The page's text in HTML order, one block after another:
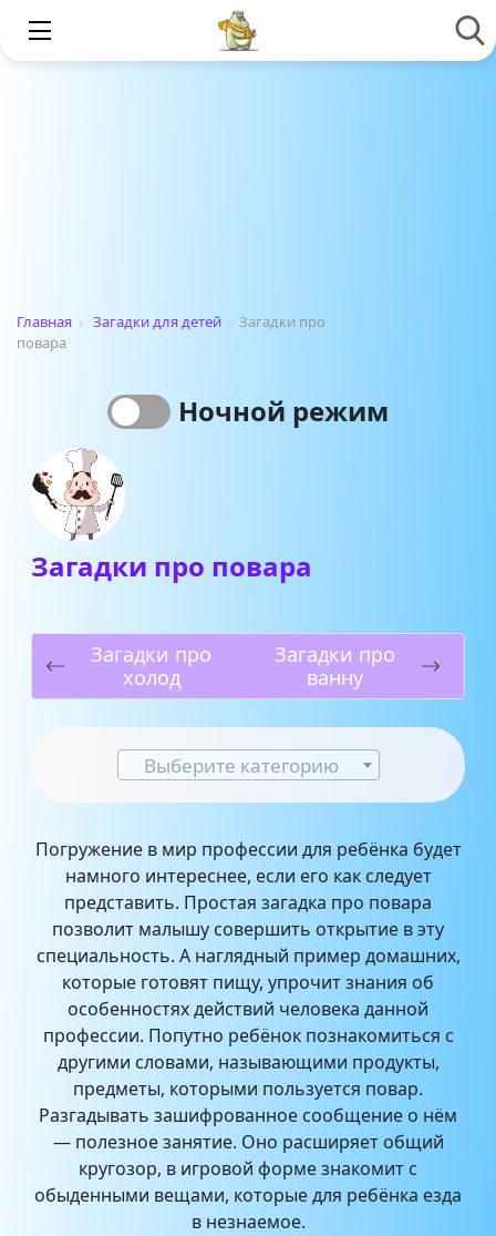
Главная › Загадки для детей › Загадки про
повара
Ночной режим
Загадки про повара
Загадки про
холод
Загадки про
ванну
Выберите категорию
Погружение в мир профессии для ребёнка будет
намного интереснее, если его как следует
представить. Простая загадка про повара
позволит малышу совершить открытие в эту
специальность. А наглядный пример домашних,
которые готовят пищу, упрочит знания об
особенностях действий человека данной
профессии. Попутно ребёнок познакомиться с
другими словами, называющими продукты,
предметы, которыми пользуется повар.
Разгадывать зашифрованное сообщение о нём
— полезное занятие. Оно расширяет общий
кругозор, в игровой форме знакомит с
обыденными вещами, которые для ребёнка езда
в незнаемое.